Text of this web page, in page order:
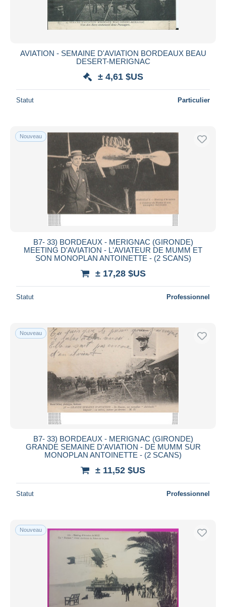
Visa
Mastercard
iDeal
Maestro
Résidence du vendeur
Appliquer
AVIATION - SEMAINE D'AVIATION BORDEAUX BEAU
DESERT-MERIGNAC
± 4,61 $US
Statut Particulier
Nouveau
B7- 33) BORDEAUX - MERIGNAC (GIRONDE)
MEETING D'AVIATION - L'AVIATEUR DE MUMM ET
SON MONOPLAN ANTOINETTE - (2 SCANS)
± 17,28 $US
Statut Professionnel
Nouveau
B7- 33) BORDEAUX - MERIGNAC (GIRONDE)
GRANDE SEMAINE D'AVIATION - DE MUMM SUR
MONOPLAN ANTOINETTE - (2 SCANS)
± 11,52 $US
Statut Professionnel
Nouveau